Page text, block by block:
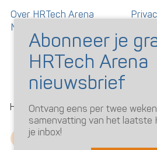
Over HRTech Arena
Nieuwsbrief
HRTechArena 2026
Ontvang eens per twee
samenvatting van het laatste
je inbox!